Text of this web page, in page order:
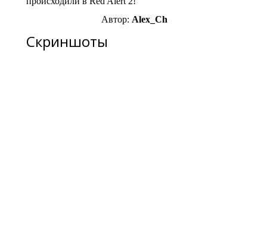
Автор: Alex_Ch
Скриншоты